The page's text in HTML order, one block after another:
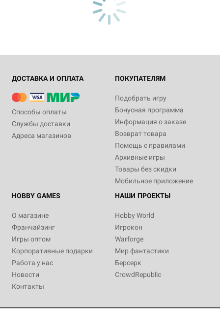
ДОСТАВКА И ОПЛАТА
Способы оплаты
Службы доставки
Адреса магазинов
ПОКУПАТЕЛЯМ
Подобрать игру
Бонусная программа
Информация о заказе
Возврат товара
Помощь с правилами
Архивные игры
Товары без скидки
Мобильное приложение
HOBBY GAMES
О магазине
Франчайзинг
Игры оптом
Корпоративные подарки
Работа у нас
Новости
Контакты
НАШИ ПРОЕКТЫ
Hobby World
Игрокон
Warforge
Мир фантастики
Берсерк
CrowdRepublic